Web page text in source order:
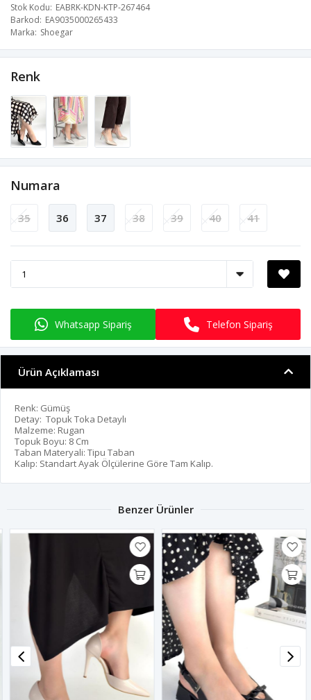
Stok Kodu EABRK-KDN-KTP-267464
Barkod EA9035000265433
Marka Shoegar
Renk
Numara
35 36 37 38 39 40 41
Whatsapp Sipariş Telefon Sipariş
Ürün Açıklaması
Renk: Gümüş
Detay: Topuk Toka Detaylı
Malzeme: Rugan
Topuk Boyu: 8 Cm
Taban Materyali: Tipu Taban
Kalıp: Standart Ayak Ölçülerine Göre Tam Kalıp.
Benzer Ürünler